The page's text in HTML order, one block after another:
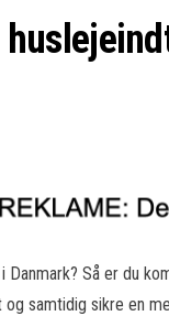
Så er du
samtidig sikre en